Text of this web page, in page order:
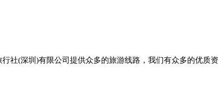
社(深圳)有限公司提供众多的旅游线路，我们有众多的优质